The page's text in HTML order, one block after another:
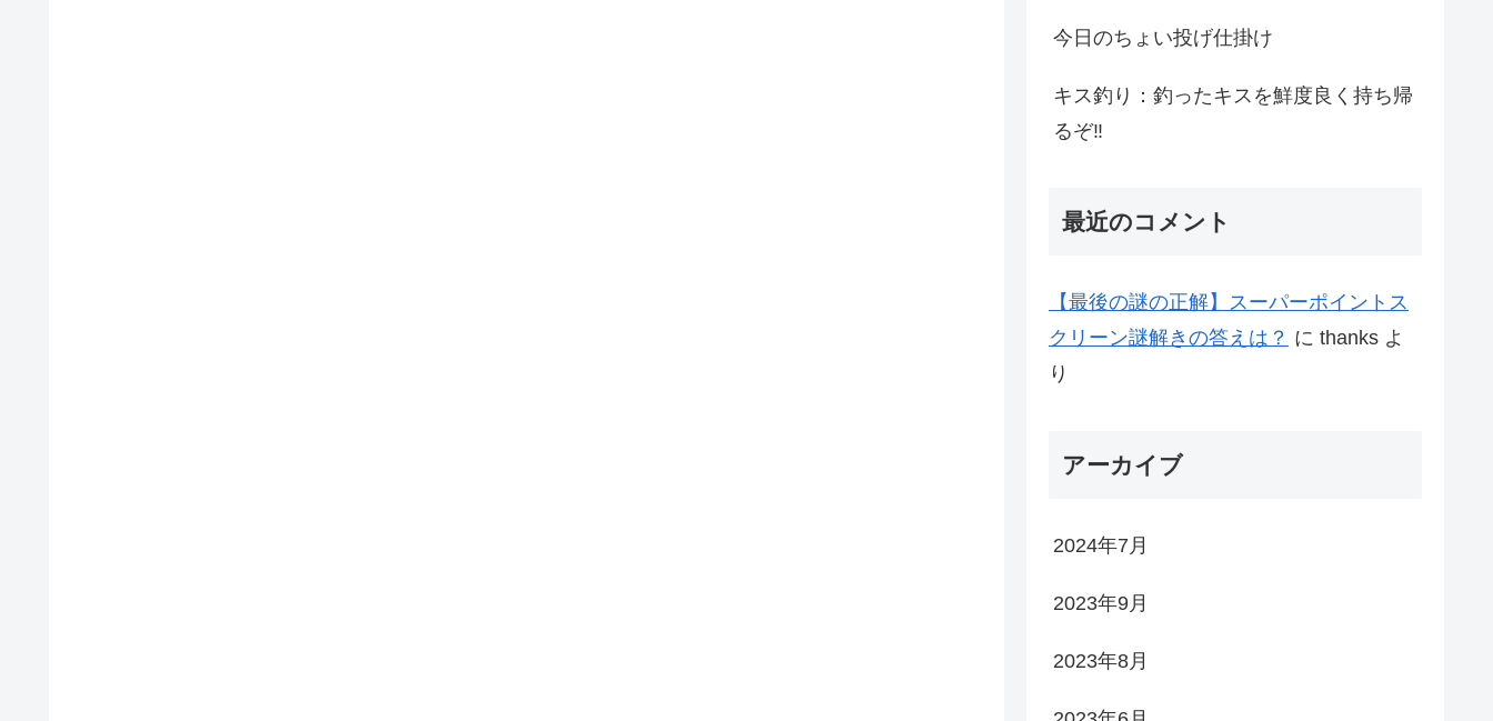
今日のちょい投げ仕掛け
キス釣り：釣ったキスを鮮度良く持ち帰
るぞ‼
最近のコメント
【最後の謎の正解】スーパーポイントス
クリーン謎解きの答えは？ に thanks よ
り
アーカイブ
2024年7月
2023年9月
2023年8月